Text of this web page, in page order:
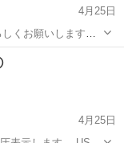
4月25日
くお願いします。
でトランスミッタ
4月25日